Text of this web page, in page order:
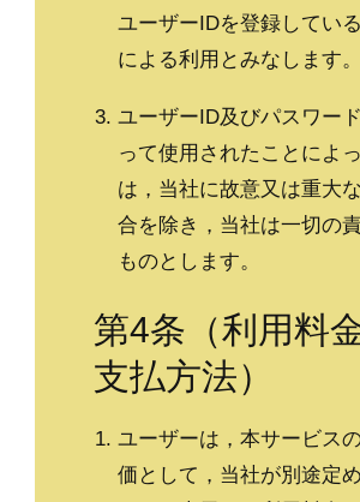
ユーザーIDを登録してい
による利用とみなします。
ユーザーID及びパスワー
って使用されたことによ
は，当社に故意又は重大
合を除き，当社は一切の
ものとします。
第4条（利用料
支払方法）
ユーザーは，本サービス
価として，当社が別途定